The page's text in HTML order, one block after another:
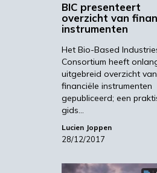
BIC presenteert
overzicht van
instrumenten
Het Bio-Based
Consortium heeft
uitgebreid overzicht van
financiële instrumenten
gepubliceerd; een
gids…
Lucien Joppen
28/12/2017